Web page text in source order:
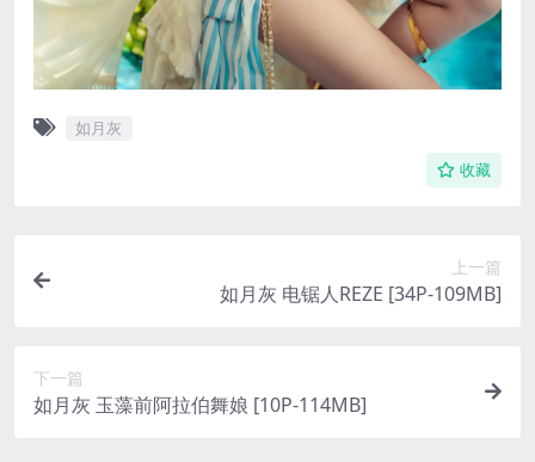
如月灰
收藏
上一篇
如月灰 电锯人REZE [34P-109MB]
下一篇
如月灰 玉藻前阿拉伯舞娘 [10P-114MB]